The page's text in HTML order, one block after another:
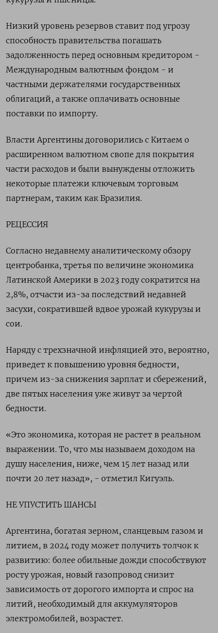
Низкий уровень резервов ставит под угрозу
способность правительства погашать
задолженность перед основным кредитором -
Международным валютным фондом - и
частными держателями государственных
облигаций, а также оплачивать основные
поставки по импорту.
Власти Аргентины договорились с Китаем о
расширенном валютном свопе для покрытия
части расходов и были вынуждены отложить
некоторые платежи ключевым торговым
партнерам, таким как Бразилия.
РЕЦЕССИЯ
Согласно недавнему аналитическому обзору
центробанка, третья по величине экономика
Латинской Америки в 2023 году сократится на
2,8%, отчасти из-за последствий недавней
засухи, сократившей вдвое урожай кукурузы и
сои.
Наряду с трехзначной инфляцией это, вероятно,
приведет к повышению уровня бедности,
причем из-за снижения зарплат и сбережений,
две пятых населения уже живут за чертой
бедности.
«Это экономика, которая не растет в реальном
выражении. То, что мы называем доходом на
душу населения, ниже, чем 15 лет назад или
почти 20 лет назад», - отметил Кигуэль.
НЕ УПУСТИТЬ ШАНСЫ
Аргентина, богатая зерном, сланцевым газом и
литием, в 2024 году может получить толчок к
развитию: более обильные дожди способствуют
росту урожая, новый газопровод снизит
зависимость от дорогого импорта и спрос на
литий, необходимый для аккумуляторов
электромобилей, возрастет.